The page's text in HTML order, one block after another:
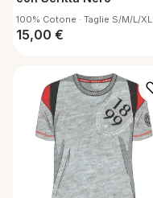
100% Cotone · Taglie S/M/L/XL
15,00 €